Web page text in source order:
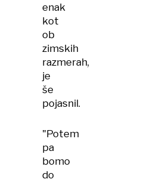
enak
kot
ob
zimskih
razmerah,
je
še
pojasnil.
"Potem
pa
bomo
do